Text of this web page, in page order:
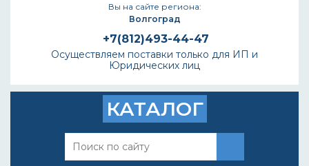
Вы на сайте региона:
Волгоград
+7(812)493-44-47
Осуществляем поставки только для ИП и
Юридических лиц
КАТАЛОГ